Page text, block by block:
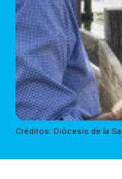
Créditos: Diócesis de la